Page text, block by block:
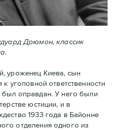
Дрюмон, классик
уроженец Киева, сын
к уголовной ответственности
был оправдан. У него были
юстиции, и в
1933 года в Байoнне
отделения одного из